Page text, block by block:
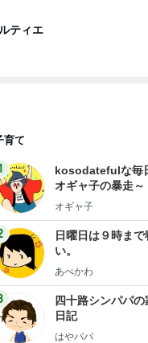
ティエ
育て
kosodatefulな毎
オギャ子の暴走～
オギャ子
日曜日は９時まで
い。
あべかわ
四十路シンパパの
日記
はやパパ